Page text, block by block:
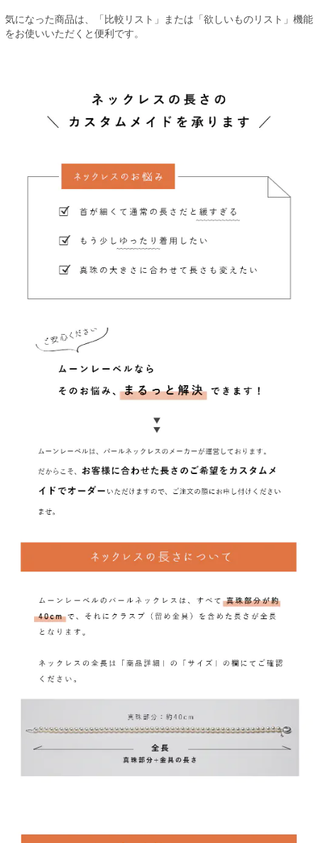
気になった商品は、「比較リスト」または「欲しいものリスト」機能
をお使いいただくと便利です。